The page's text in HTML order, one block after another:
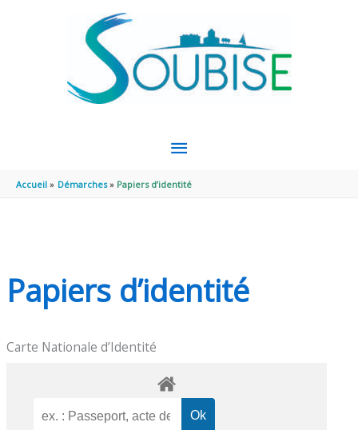
MENU
PRINCIPAL
Accueil Démarches Papiers d’identité
Papiers d’identité
Carte Nationale d’Identité